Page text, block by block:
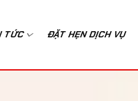
TỨC ĐẶT HẸN DỊCH VỤ